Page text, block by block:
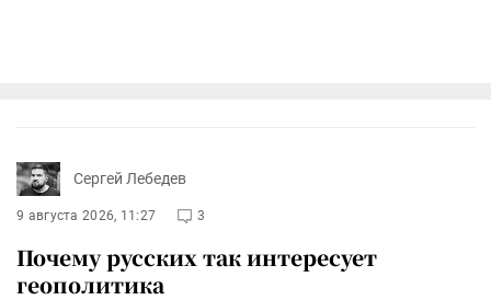
Сергей Лебедев
9 августа 2026, 11:27 3
Почему русских так интересует
геополитика